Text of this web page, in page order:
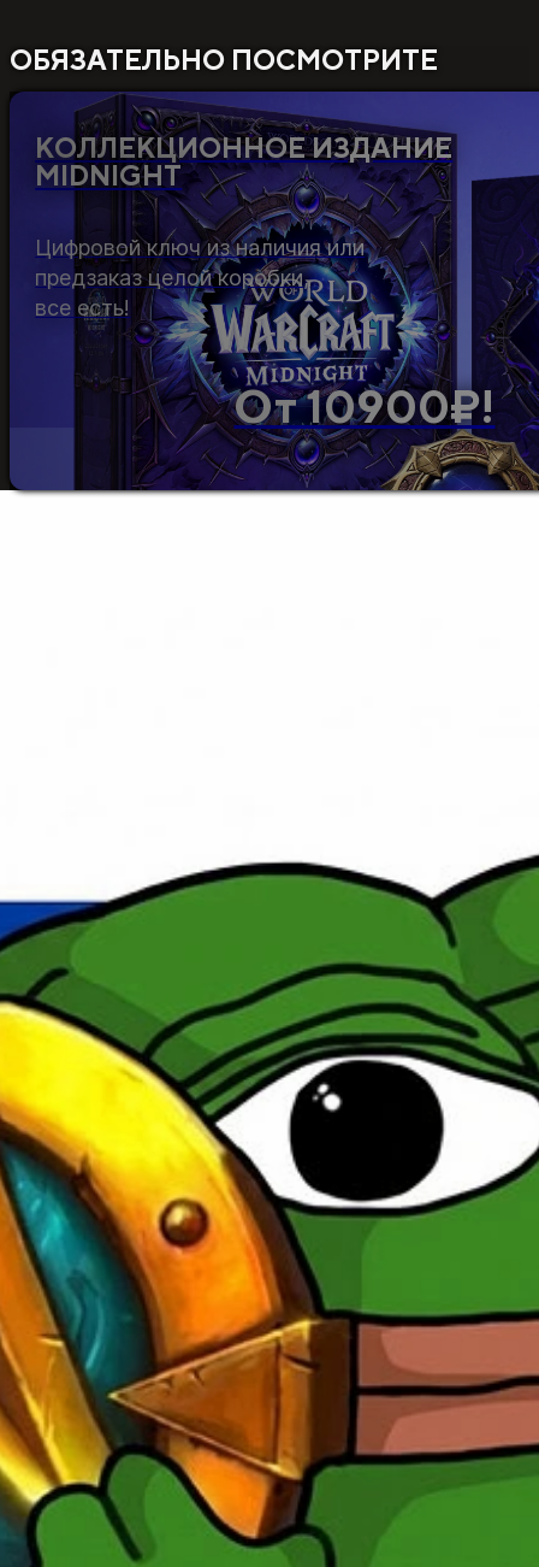
ОБЯЗАТЕЛЬНО ПОСМОТРИТЕ
КОЛЛЕКЦИОННОЕ ИЗДАНИЕ
MIDNIGHT
От 10900₽!
Цифровой ключ из наличия или
предзаказ целой коробки,
все есть!